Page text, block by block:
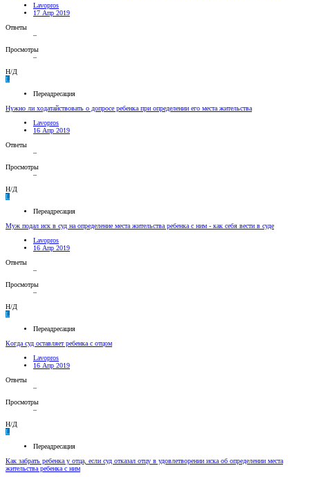
Lavopros
17 Апр 2019
Ответы
–
Просмотры
–
Н/Д
L
Переадресация
Нужно ли ходатайствовать о допросе ребенка при определении его места жительства
Lavopros
16 Апр 2019
Ответы
–
Просмотры
–
Н/Д
L
Переадресация
Муж подал иск в суд на определение места жительства ребенка с ним - как себя вести в суде
Lavopros
16 Апр 2019
Ответы
–
Просмотры
–
Н/Д
L
Переадресация
Когда суд оставляет ребенка с отцом
Lavopros
16 Апр 2019
Ответы
–
Просмотры
–
Н/Д
L
Переадресация
Как забрать ребенка у отца, если суд отказал отцу в удовлетворении иска об определении места
жительства ребенка с ним